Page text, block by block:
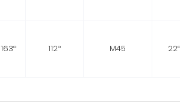
163º 112º M45 22º